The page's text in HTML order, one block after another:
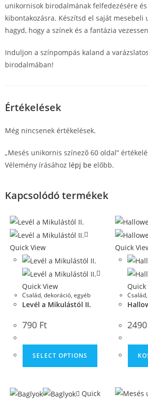
unikornisok birodalmának felfedezésére
kibontakozásra. Készítsd el saját mesebeli
hagyd, hogy a színek és a fantázia
Induljon a színpompás kaland a
birodalmában!
Értékelések
Még nincsenek értékelések.
„Mesés unikornis színező 60 oldal”
Vélemény írásához lépj be előbb.
Kapcsolódó termékek
Quick View
Quick View
Család, dekoráció, egyéb
Levél a Mikulástól II.
790 Ft
SELECT OPTIONS
Quick
Quick
Család,
2490
Quick